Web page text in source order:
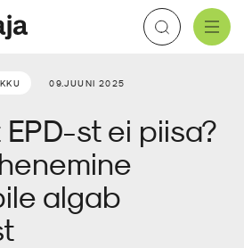
Kasulikku
E-pood
09.JUUNI 2025
st ei piisa?
algab